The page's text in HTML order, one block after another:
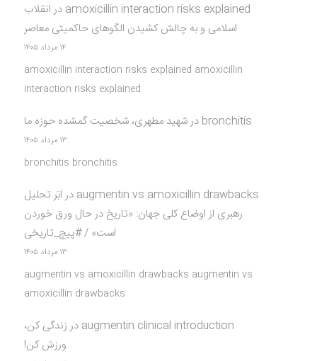
amoxicillin interaction risks explained درانقلاب
اسلامی و به چالش کشیدن الگوهای حاکمیتی معاصر
۱۴ مرداد ۱۴۰۵
amoxicillin interaction risks explained amoxicillin
interaction risks explained
bronchitis درشهید مطهری، شخصیت گمشده حوزه ما
۱۳ مرداد ۱۴۰۵
bronchitis bronchitis
augmentin vs amoxicillin drawbacks درابَر تحلیل
رهبری از اوضاع کلی جهان: «تاریخ در حال ورق خوردن
است» / #پیچ_تاریخی
۱۳ مرداد ۱۴۰۵
augmentin vs amoxicillin drawbacks augmentin vs
amoxicillin drawbacks
augmentin clinical introduction درزندگی کن،
ورزش کن!